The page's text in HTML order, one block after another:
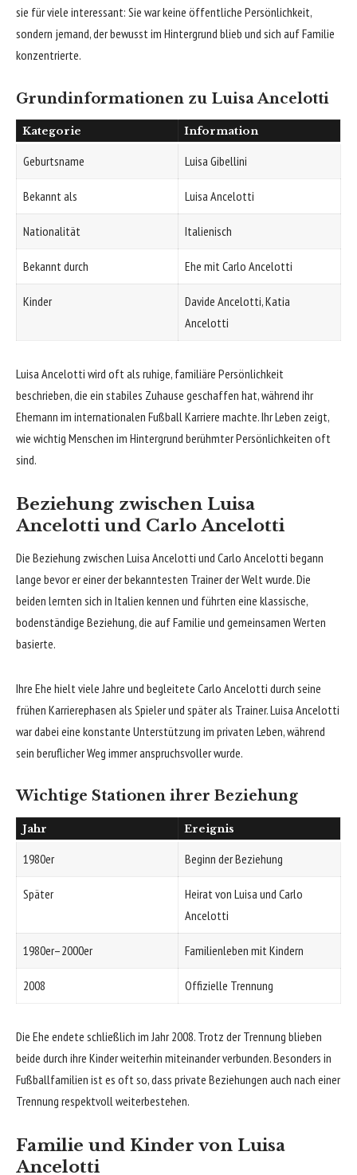
sie für viele interessant: Sie war keine öffentliche Persönlichkeit,
sondern jemand, der bewusst im Hintergrund blieb und sich auf Familie
konzentrierte.
Grundinformationen zu Luisa Ancelotti
Kategorie Information
Geburtsname Luisa Gibellini
Bekannt als Luisa Ancelotti
Nationalität Italienisch
Bekannt durch Ehe mit Carlo Ancelotti
Kinder
Davide Ancelotti, Katia
Ancelotti
Luisa Ancelotti wird oft als ruhige, familiäre Persönlichkeit
beschrieben, die ein stabiles Zuhause geschaffen hat, während ihr
Ehemann im internationalen Fußball Karriere machte. Ihr Leben zeigt,
wie wichtig Menschen im Hintergrund berühmter Persönlichkeiten oft
sind.
Beziehung zwischen Luisa
Ancelotti und Carlo Ancelotti
Die Beziehung zwischen Luisa Ancelotti und Carlo Ancelotti begann
lange bevor er einer der bekanntesten Trainer der Welt wurde. Die
beiden lernten sich in Italien kennen und führten eine klassische,
bodenständige Beziehung, die auf Familie und gemeinsamen Werten
basierte.
Ihre Ehe hielt viele Jahre und begleitete Carlo Ancelotti durch seine
frühen Karrierephasen als Spieler und später als Trainer. Luisa Ancelotti
war dabei eine konstante Unterstützung im privaten Leben, während
sein beruflicher Weg immer anspruchsvoller wurde.
Wichtige Stationen ihrer Beziehung
Jahr Ereignis
1980er Beginn der Beziehung
Später
Heirat von Luisa und Carlo
Ancelotti
1980er–2000er Familienleben mit Kindern
2008 Offizielle Trennung
Die Ehe endete schließlich im Jahr 2008. Trotz der Trennung blieben
beide durch ihre Kinder weiterhin miteinander verbunden. Besonders in
Fußballfamilien ist es oft so, dass private Beziehungen auch nach einer
Trennung respektvoll weiterbestehen.
Familie und Kinder von Luisa
Ancelotti